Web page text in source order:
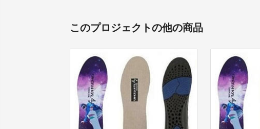
このプロジェクトの他の商品